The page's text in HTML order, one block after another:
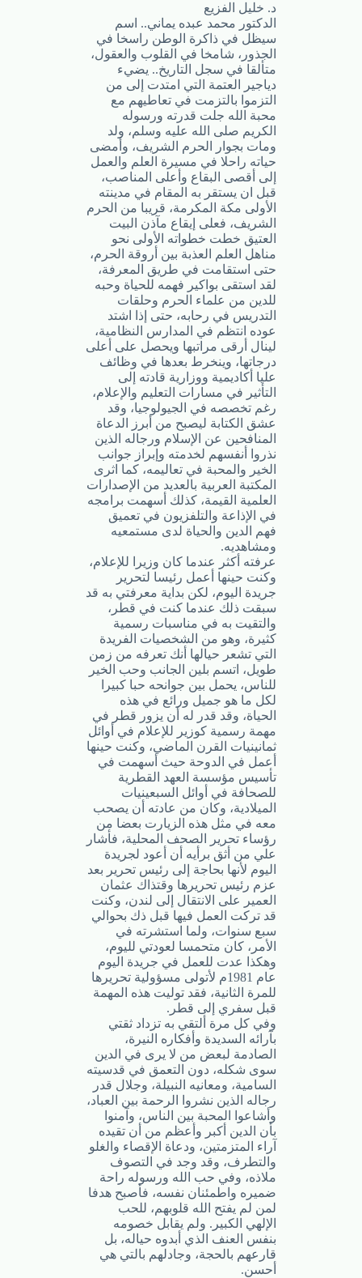
د. خليل الفزيع
الدكتور محمد عبده يماني.. اسم
سيظل في ذاكرة الوطن راسخا في
الجذور، شامخا في القلوب والعقول،
متألقا في سجل التاريخ.. يضيء
دياجير العتمة التي امتدت إلى من
التزموا بالتزمت في تعاطيهم مع
محبة الله جلت قدرته ورسوله
الكريم صلى الله عليه وسلم، ولد
ومات بجوار الحرم الشريف، وأمضى
حياته راحلا في مسيرة العلم والعمل
إلى أقصى البقاع وأعلى المناصب،
قبل ان يستقر به المقام في مدينته
الأولى مكة المكرمة، قريبا من الحرم
الشريف، فعلى إيقاع مآذن البيت
العتيق خطت خطواته الأولى نحو
مناهل العلم العذبة بين أروقة الحرم،
حتى استقامت في طريق المعرفة،
لقد استقى بواكير فهمه للحياة وحبه
للدين من علماء الحرم وحلقات
التدريس في رحابه، حتى إذا اشتد
عوده انتظم في المدارس النظامية،
لينال أرقى مراتبها ويحصل على أعلى
درجاتها، وينخرط بعدها في وظائف
عليا أكاديمية ووزارية قادته إلى
التأثير في مسارات التعليم والإعلام،
رغم تخصصه في الجيولوجيا، وقد
عشق الكتابة ليصبح من أبرز الدعاة
المنافحين عن الإسلام ورجاله الذين
نذروا أنفسهم لخدمته وإبراز جوانب
الخير والمحبة في تعاليمه، كما اثرى
المكتبة العربية بالعديد من الإصدارات
العلمية القيمة، كذلك أسهمت برامجه
في الإذاعة والتلفزيون في تعميق
فهم الدين والحياة لدى مستمعيه
ومشاهديه.
عرفته أكثر عندما كان وزيرا للإعلام،
وكنت حينها أعمل رئيسا لتحرير
جريدة اليوم، لكن بداية معرفتي به قد
سبقت ذلك عندما كنت في قطر،
والتقيت به في مناسبات رسمية
كثيرة، وهو من الشخصيات الفريدة
التي تشعر حيالها أنك تعرفه من زمن
طويل، اتسم بلين الجانب وحب الخير
للناس، يحمل بين جوانحه حبا كبيرا
لكل ما هو جميل ورائع في هذه
الحياة، وقد قدر له أن يزور قطر في
مهمة رسمية كوزير للإعلام في أوائل
ثمانينيات القرن الماضي، وكنت حينها
أعمل في الدوحة حيث أسهمت في
تأسيس مؤسسة العهد القطرية
للصحافة في أوائل السبعينيات
الميلادية، وكان من عادته أن يصحب
معه في مثل هذه الزيارت بعضا من
رؤساء تحرير الصحف المحلية، فأشار
علي من أثق برأيه أن أعود لجريدة
اليوم لأنها بحاجة إلى رئيس تحرير بعد
عزم رئيس تحريرها وقتذاك عثمان
العمير على الانتقال إلى لندن، وكنت
قد تركت العمل فيها قبل ذك بحوالي
سبع سنوات، ولما استشرته في
الأمر، كان متحمسا لعودتي لليوم،
وهكذا عدت للعمل في جريدة اليوم
عام 1981م لأتولى مسؤولية تحريرها
للمرة الثانية، فقد توليت هذه المهمة
قبل سفري إلى قطر.
وفي كل مرة ألتقي به تزداد ثقتي
بآرائه السديدة وأفكاره النيرة،
الصادمة لبعض من لا يرى في الدين
سوى شكله، دون التعمق في قدسيته
السامية، ومعانيه النبيلة، وجلال قدر
رجاله الذين نشروا الرحمة بين العباد،
وأشاعوا المحبة بين الناس، وآمنوا
بأن الدين أكبر وأعظم من أن تقيده
آراء المتزمتين، ودعاة الإقصاء والغلو
والتطرف، وقد وجد في التصوف
ملاذه، وفي حب الله ورسوله راحة
ضميره واطمئنان نفسه، فأصبح هدفا
لمن لم يفتح الله قلوبهم، للحب
الإلهي الكبير. ولم يقابل خصومه
بنفس العنف الذي أبدوه حياله، بل
قارعهم بالحجة، وجادلهم بالتي هي
أحسن.